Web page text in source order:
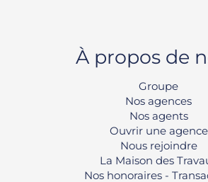
À propos de
Groupe
Nos agences
Nos agents
Ouvrir une agence
Nous rejoindre
La Maison des
Nos honoraires -